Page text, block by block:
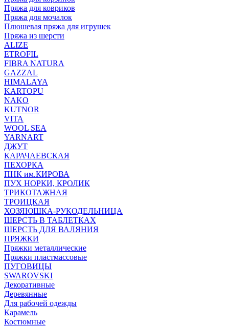
Пряжа для ковриков
Пряжа для мочалок
Плюшевая пряжа для игрушек
Пряжа из шерсти
ALIZE
ETROFIL
FIBRA NATURA
GAZZAL
HIMALAYA
KARTOPU
NAKO
KUTNOR
VITA
WOOL SEA
YARNART
ДЖУТ
КАРАЧАЕВСКАЯ
ПЕХОРКА
ПНК им.КИРОВА
ПУХ НОРКИ, КРОЛИК
ТРИКОТАЖНАЯ
ТРОИЦКАЯ
ХОЗЯЮШКА-РУКОДЕЛЬНИЦА
ШЕРСТЬ В ТАБЛЕТКАХ
ШЕРСТЬ ДЛЯ ВАЛЯНИЯ
ПРЯЖКИ
Пряжки металлические
Пряжки пластмассовые
ПУГОВИЦЫ
SWAROVSKI
Декоративные
Деревянные
Для рабочей одежды
Карамель
Костюмные